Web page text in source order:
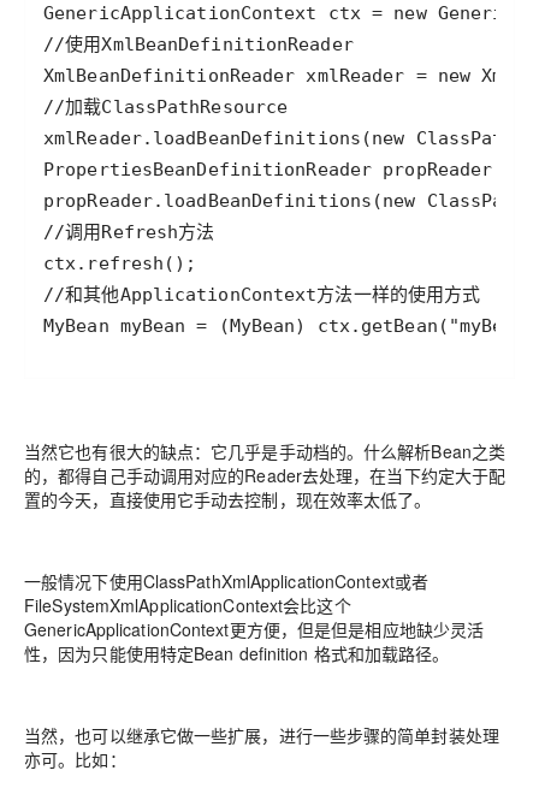
//使用XmlBeanDefinitionReader
当然它也有很大的缺点：它几乎是手动档的。什么解析Bean之类
的，都得自己手动调用对应的Reader去处理，在当下约定大于配
置的今天，直接使用它手动去控制，现在效率太低了。
一般情况下使用ClassPathXmlApplicationContext或者
FileSystemXmlApplicationContext会比这个
GenericApplicationContext更方便，但是但是相应地缺少灵活
性，因为只能使用特定Bean definition 格式和加载路径。
当然，也可以继承它做一些扩展，进行一些步骤的简单封装处理
亦可。比如：